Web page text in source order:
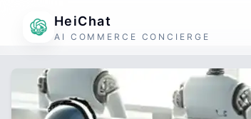
HeiChat
AI COMMERCE CONCIERGE